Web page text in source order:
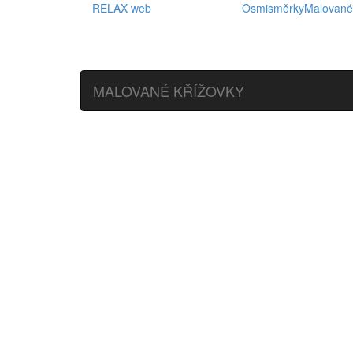
RELAX web Osmisměrky
MALOVANÉ KŘÍŽOVKY